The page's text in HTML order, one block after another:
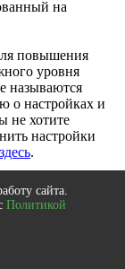
на
повышения
уровня
называются
о настройках и
не хотите
настройки
.
и
знаков
знаки (знаки
сайта.
Политикой